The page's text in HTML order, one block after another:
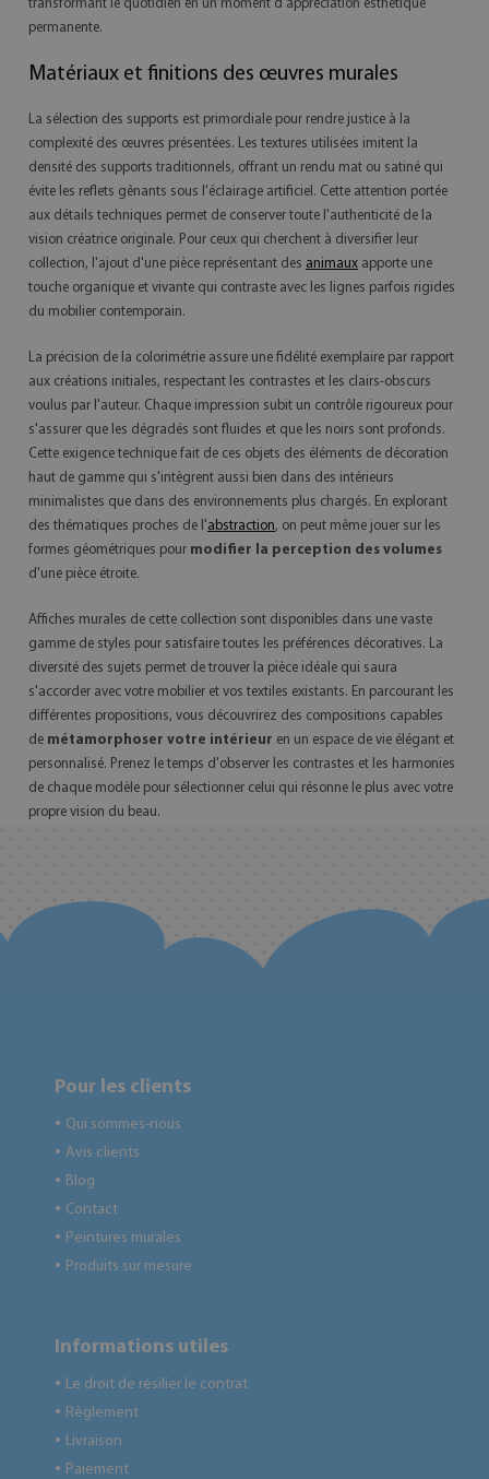
transformant le quotidien en un moment d'appréciation esthétique
permanente.
Matériaux et finitions des œuvres murales
La sélection des supports est primordiale pour rendre justice à la
complexité des œuvres présentées. Les textures utilisées imitent la
densité des supports traditionnels, offrant un rendu mat ou satiné qui
évite les reflets gênants sous l'éclairage artificiel. Cette attention portée
aux détails techniques permet de conserver toute l'authenticité de la
vision créatrice originale. Pour ceux qui cherchent à diversifier leur
collection, l'ajout d'une pièce représentant des animaux apporte une
touche organique et vivante qui contraste avec les lignes parfois rigides
du mobilier contemporain.
La précision de la colorimétrie assure une fidélité exemplaire par rapport
aux créations initiales, respectant les contrastes et les clairs-obscurs
voulus par l'auteur. Chaque impression subit un contrôle rigoureux pour
s'assurer que les dégradés sont fluides et que les noirs sont profonds.
Cette exigence technique fait de ces objets des éléments de décoration
haut de gamme qui s'intègrent aussi bien dans des intérieurs
minimalistes que dans des environnements plus chargés. En explorant
des thématiques proches de l'abstraction, on peut même jouer sur les
formes géométriques pour modifier la perception des volumes
d'une pièce étroite.
Affiches murales de cette collection sont disponibles dans une vaste
gamme de styles pour satisfaire toutes les préférences décoratives. La
diversité des sujets permet de trouver la pièce idéale qui saura
s'accorder avec votre mobilier et vos textiles existants. En parcourant les
différentes propositions, vous découvrirez des compositions capables
de métamorphoser votre intérieur en un espace de vie élégant et
personnalisé. Prenez le temps d'observer les contrastes et les harmonies
de chaque modèle pour sélectionner celui qui résonne le plus avec votre
propre vision du beau.
Pour les clients
● Qui sommes-nous
● Avis clients
● Blog
● Contact
● Peintures murales
● Produits sur mesure
Informations utiles
● Le droit de résilier le contrat
● Règlement
● Livraison
● Paiement